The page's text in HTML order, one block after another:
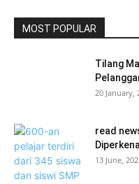
MOST POPULAR
Tilang
20 January,
read
13 June,